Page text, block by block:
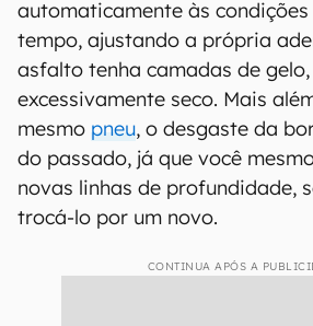
automaticamente às
tempo, ajustando a própria
asfalto tenha camadas de
excessivamente seco. Mais
mesmo pneu, o desgaste da
do passado, já que você
novas linhas de profundidade,
trocá-lo por um novo.
CONTINUA APÓS A